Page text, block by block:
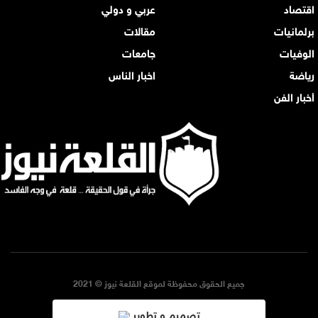
اقتصاد
عربي و دولي
برلمانيات
مقالات
الوفيات
جامعات
رياضة
اخبار الناس
أخبار الفن
جميع الحقوق محفوظة لموقع القلعة نيوز © 2021
تصميم و تطوير